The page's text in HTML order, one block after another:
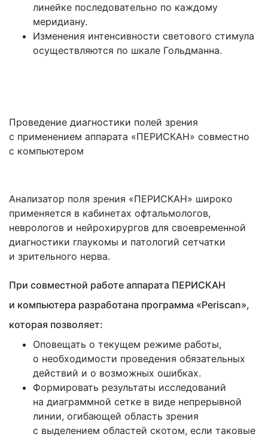
линейке последовательно по каждому
меридиану.
Изменения интенсивности светового стимула
осуществляются по шкале Гольдманна.
Проведение диагностики полей зрения
с применением аппарата «ПЕРИСКАН» совместно
с компьютером
Анализатор поля зрения «ПЕРИСКАН» широко
применяется в кабинетах офтальмологов,
неврологов и нейрохирургов для своевременной
диагностики глаукомы и патологий сетчатки
и зрительного нерва.
При совместной работе аппарата ПЕРИСКАН
и компьютера разработана программа «Periscan»,
которая позволяет:
Оповещать о текущем режиме работы,
о необходимости проведения обязательных
действий и о возможных ошибках.
Формировать результаты исследований
на диаграммной сетке в виде непрерывной
линии, огибающей область зрения
с выделением областей скотом, если таковые